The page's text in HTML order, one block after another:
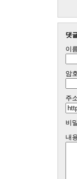
댓
이
암
주
비밀
내